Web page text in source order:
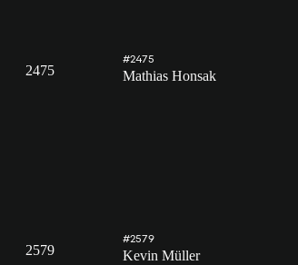
2475
#2475
Mathias Honsak
2579
#2579
Kevin Müller